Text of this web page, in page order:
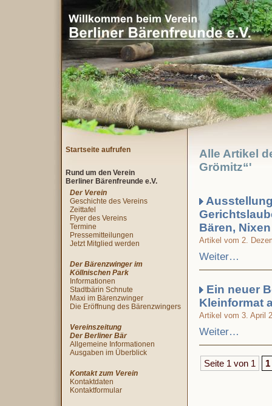
Alle Artikel
Grömitz“'
Bären,
Artikel vom 2.
Weiter…
Ein neuer
Kleinformat
Artikel vom 3. April
Weiter…
Seite 1 von 1 1
Startseite aufrufen
Rund um den Verein
Berliner Bärenfreunde e.V.
Der Verein
Geschichte des Vereins
Zeittafel
Flyer des Vereins
Termine
Pressemitteilungen
Jetzt Mitglied werden
Der Bärenzwinger im
Köllnischen Park
Informationen
Stadtbärin Schnute
Maxi im Bärenzwinger
Die Eröffnung des Bärenzwingers
Vereinszeitung
Der Berliner Bär
Allgemeine Informationen
Ausgaben im Überblick
Kontakt zum Verein
Kontaktdaten
Kontaktformular